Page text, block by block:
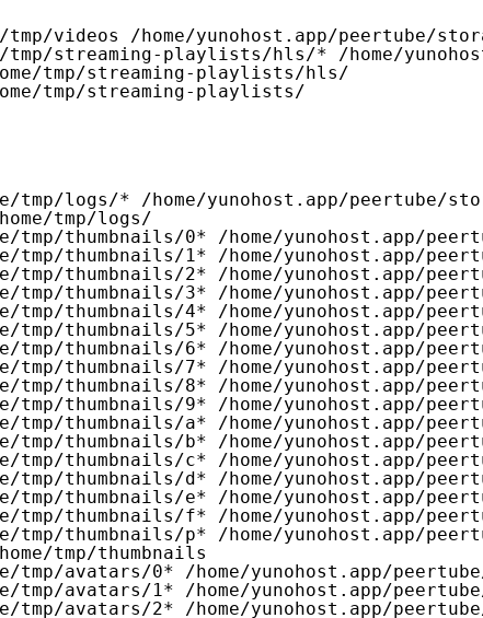
tmp/videos /home/yunohost .app/peertube/
tmp/streaming-playlists/hls/* /home/
tmp/streaming-playlists/hls/
tmp/streaming-playlists/
tmp/logs/* /home/yunohost .app/peertube/
tmp/logs/
tmp/thumbnails/0* /home/yunohost .app/
tmp/thumbnails/1* /home/yunohost .app/
tmp/thumbnails/2* /home/yunohost .app/
tmp/thumbnails/3* /home/yunohost .app/
tmp/thumbnails/4* /home/yunohost .app/
tmp/thumbnails/5* /home/yunohost .app/
tmp/thumbnails/6* /home/yunohost .app/
tmp/thumbnails/7* /home/yunohost .app/
tmp/thumbnails/8* /home/yunohost .app/
tmp/thumbnails/9* /home/yunohost .app/
tmp/thumbnails/a* /home/yunohost .app/
tmp/thumbnails/b* /home/yunohost .app/
tmp/thumbnails/c* /home/yunohost .app/
tmp/thumbnails/d* /home/yunohost .app/
tmp/thumbnails/e* /home/yunohost .app/
tmp/thumbnails/f* /home/yunohost .app/
tmp/thumbnails/p* /home/yunohost .app/
tmp/thumbnails
tmp/avatars/0* /home/yunohost .app/
tmp/avatars/1* /home/yunohost .app/
tmp/avatars/2* /home/yunohost .app/